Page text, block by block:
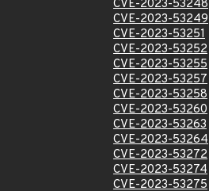
CVE-2023-53248
CVE-2023-53249
CVE-2023-53251
CVE-2023-53252
CVE-2023-53255
CVE-2023-53257
CVE-2023-53258
CVE-2023-53260
CVE-2023-53263
CVE-2023-53264
CVE-2023-53272
CVE-2023-53274
CVE-2023-53275